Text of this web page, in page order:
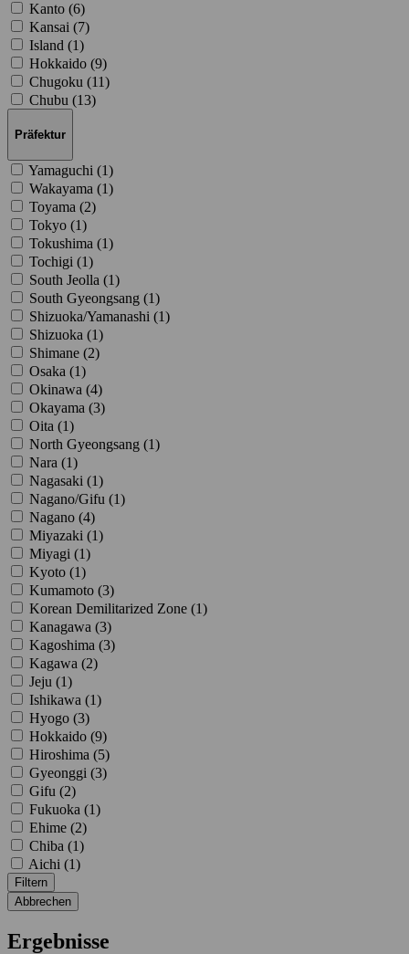
Kanto (6)
Kansai (7)
Island (1)
Hokkaido (9)
Chugoku (11)
Chubu (13)
Präfektur
Yamaguchi (1)
Wakayama (1)
Toyama (2)
Tokyo (1)
Tokushima (1)
Tochigi (1)
South Jeolla (1)
South Gyeongsang (1)
Shizuoka/Yamanashi (1)
Shizuoka (1)
Shimane (2)
Osaka (1)
Okinawa (4)
Okayama (3)
Oita (1)
North Gyeongsang (1)
Nara (1)
Nagasaki (1)
Nagano/Gifu (1)
Nagano (4)
Miyazaki (1)
Miyagi (1)
Kyoto (1)
Kumamoto (3)
Korean Demilitarized Zone (1)
Kanagawa (3)
Kagoshima (3)
Kagawa (2)
Jeju (1)
Ishikawa (1)
Hyogo (3)
Hokkaido (9)
Hiroshima (5)
Gyeonggi (3)
Gifu (2)
Fukuoka (1)
Ehime (2)
Chiba (1)
Aichi (1)
Filtern
Abbrechen
Ergebnisse